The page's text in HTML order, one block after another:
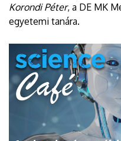
Korondi Péter, a DE MK
egyetemi tanára.